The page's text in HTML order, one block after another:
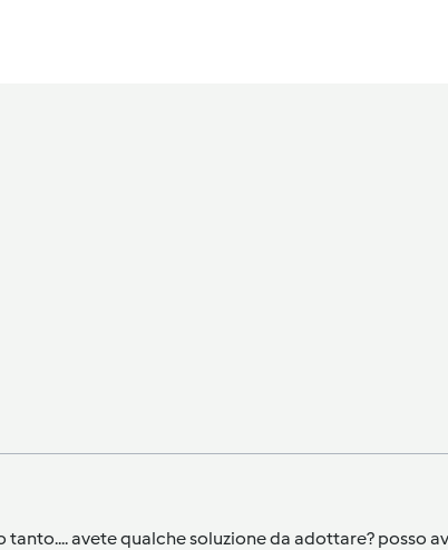
avete qualche soluzione da adottare? posso